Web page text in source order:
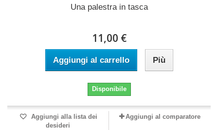
Una palestra in tasca
11,00 €
Aggiungi al carrello Più
Disponibile
Aggiungi alla lista dei
desideri
Aggiungi al comparatore